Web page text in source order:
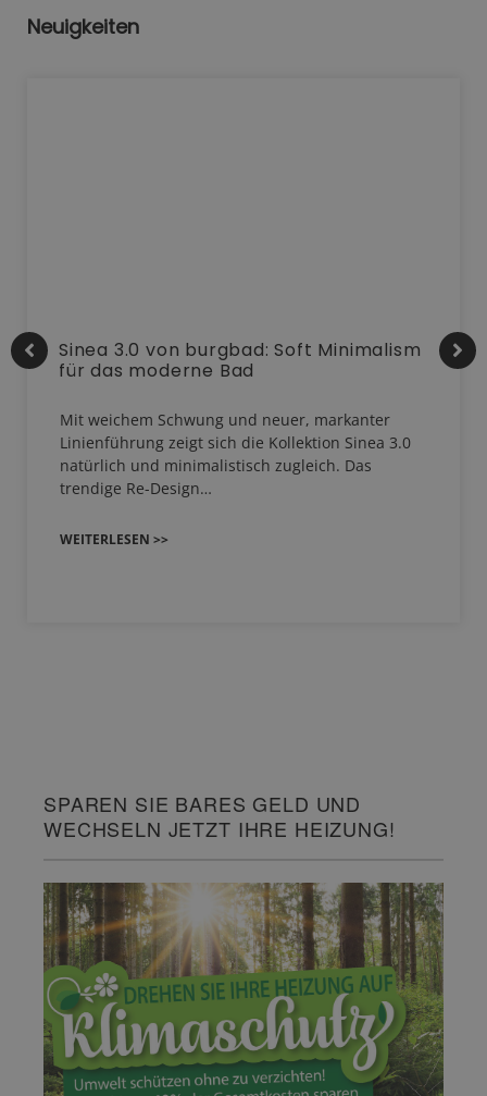
Neuigkeiten
Sinea 3.0 von burgbad: Soft Minimalism
für das moderne Bad
Mit weichem Schwung und neuer, markanter
Linienführung zeigt sich die Kollektion Sinea 3.0
natürlich und minimalistisch zugleich. Das
trendige Re-Design…
WEITERLESEN >>
SPAREN SIE BARES GELD UND
WECHSELN JETZT IHRE HEIZUNG!